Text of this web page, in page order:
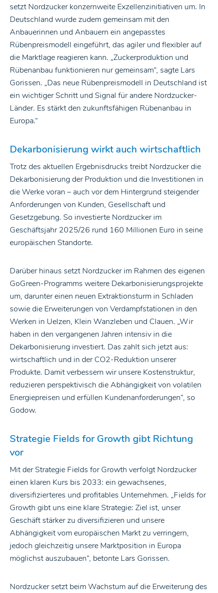
setzt Nordzucker konzernweite Exzellenzinitiativen um. In
Deutschland wurde zudem gemeinsam mit den
Anbauerinnen und Anbauern ein angepasstes
Rübenpreismodell eingeführt, das agiler und flexibler auf
die Marktlage reagieren kann. „Zuckerproduktion und
Rübenanbau funktionieren nur gemeinsam“, sagte Lars
Gorissen. „Das neue Rübenpreismodell in Deutschland ist
ein wichtiger Schritt und Signal für andere Nordzucker-
Länder. Es stärkt den zukunftsfähigen Rübenanbau in
Europa.“
Dekarbonisierung wirkt auch wirtschaftlich
Trotz des aktuellen Ergebnisdrucks treibt Nordzucker die
Dekarbonisierung der Produktion und die Investitionen in
die Werke voran – auch vor dem Hintergrund steigender
Anforderungen von Kunden, Gesellschaft und
Gesetzgebung. So investierte Nordzucker im
Geschäftsjahr 2025/26 rund 160 Millionen Euro in seine
europäischen Standorte.
Darüber hinaus setzt Nordzucker im Rahmen des eigenen
GoGreen-Programms weitere Dekarbonisierungsprojekte
um, darunter einen neuen Extraktionsturm in Schladen
sowie die Erweiterungen von Verdampfstationen in den
Werken in Uelzen, Klein Wanzleben und Clauen. „Wir
haben in den vergangenen Jahren intensiv in die
Dekarbonisierung investiert. Das zahlt sich jetzt aus:
wirtschaftlich und in der CO2-Reduktion unserer
Produkte. Damit verbessern wir unsere Kostenstruktur,
reduzieren perspektivisch die Abhängigkeit von volatilen
Energiepreisen und erfüllen Kundenanforderungen“, so
Godow.
Strategie Fields for Growth gibt Richtung
vor
Mit der Strategie Fields for Growth verfolgt Nordzucker
einen klaren Kurs bis 2033: ein gewachsenes,
diversifizierteres und profitables Unternehmen. „Fields for
Growth gibt uns eine klare Strategie: Ziel ist, unser
Geschäft stärker zu diversifizieren und unsere
Abhängigkeit vom europäischen Markt zu verringern,
jedoch gleichzeitig unsere Marktposition in Europa
möglichst auszubauen“, betonte Lars Gorissen.
Nordzucker setzt beim Wachstum auf die Erweiterung des